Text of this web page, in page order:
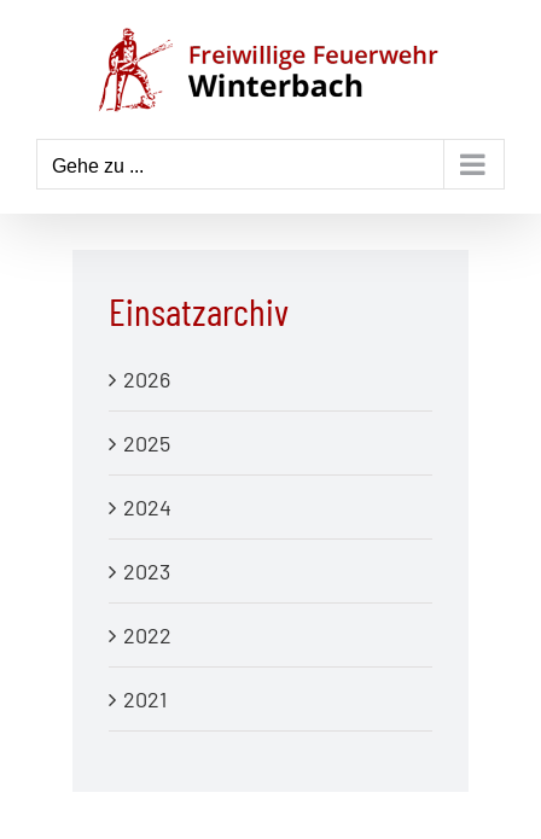
Gehe zu ...
Einsatzarchiv
2026
2025
2024
2023
2022
2021